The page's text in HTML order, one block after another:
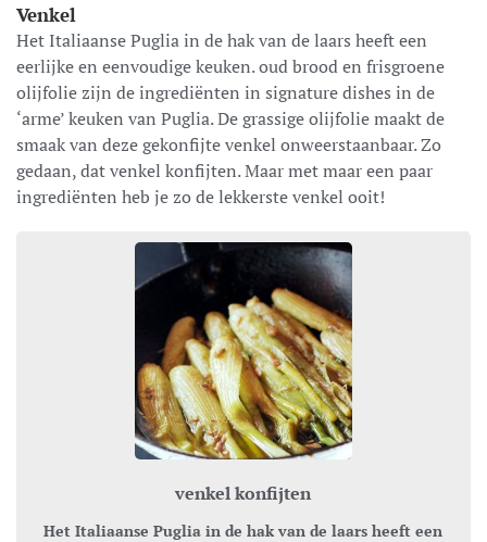
Venkel
Het Italiaanse Puglia in de hak van de laars heeft een
eerlijke en eenvoudige keuken. oud brood en frisgroene
olijfolie zijn de ingrediënten in signature dishes in de
‘arme’ keuken van Puglia. De grassige olijfolie maakt de
smaak van deze gekonfijte venkel onweerstaanbaar. Zo
gedaan, dat venkel konfijten. Maar met maar een paar
ingrediënten heb je zo de lekkerste venkel ooit!
venkel konfijten
Het Italiaanse Puglia in de hak van de laars heeft een